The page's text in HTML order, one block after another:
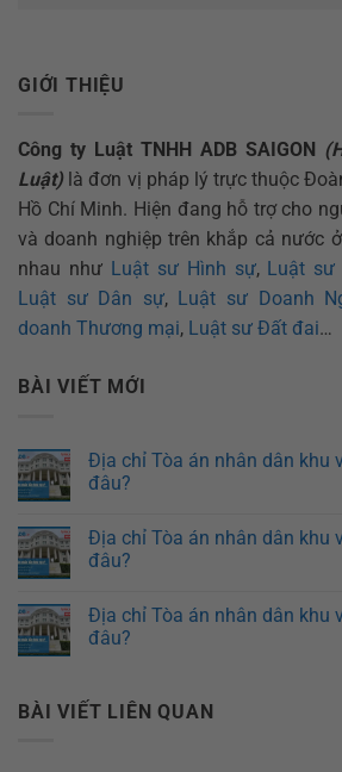
GIỚI THIỆU
Công ty Luật TNHH ADB SAIGON
Luật) là đơn vị pháp lý trực thuộc
Hồ Chí Minh. Hiện đang hỗ trợ cho
và doanh nghiệp trên khắp cả nước
nhau như Luật sư Hình sự, Luật sư
Luật sư Dân sự, Luật sư Doanh
doanh Thương mại, Luật sư Đất đai…
BÀI VIẾT MỚI
Địa chỉ Tòa án nhân dân khu
đâu?
Địa chỉ Tòa án nhân dân khu
đâu?
Địa chỉ Tòa án nhân dân khu
đâu?
BÀI VIẾT LIÊN QUAN